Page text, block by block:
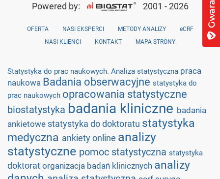
Powered by: 2001 - 2026
OFERTA NASI EKSPERCI METODY ANALIZY
eCRF
NASI KLIENCI
KONTAKT MAPA STRONY
Statystyka do prac naukowych. Analiza statystyczna praca
naukowa Badania obserwacyjne statystyka do
prac naukowych opracowania statystyczne
biostatystyka badania kliniczne badania
ankietowe statystyka do doktoratu statystyka
medyczna ankiety online analizy
statystyczne pomoc statystyczna statystyka
doktorat organizacja badań klinicznych analizy